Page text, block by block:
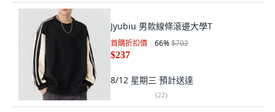
Jyubiu 男款線條滾邊大學T
首購折扣價 66%$702
$237
8/12 星期三 預計送達
(22)